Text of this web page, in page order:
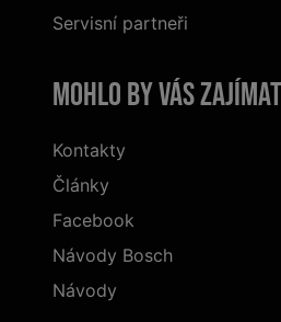
Servisní partneři
Mohlo by vás zajímat
Kontakty
Články
Facebook
Návody Bosch
Návody